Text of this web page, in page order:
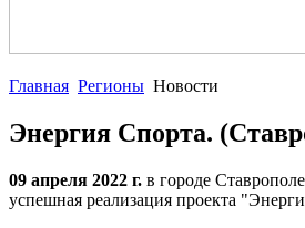
Главная Регионы Новости
Энергия Спорта.
09 апреля 2022 г. в городе
успешная реализация проекта